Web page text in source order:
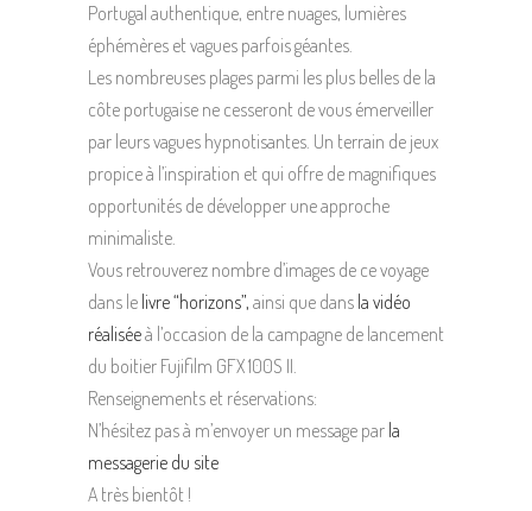
Portugal authentique, entre nuages, lumières
éphémères et vagues parfois géantes.
Les nombreuses plages parmi les plus belles de la
côte portugaise ne cesseront de vous émerveiller
par leurs vagues hypnotisantes. Un terrain de jeux
propice à l’inspiration et qui offre de magnifiques
opportunités de développer une approche
minimaliste.
Vous retrouverez nombre d’images de ce voyage
dans le livre “horizons”, ainsi que dans la vidéo
réaliséeà l’occasion de la campagne de lancement
du boitier Fujifilm GFX 100S II.
Renseignements et réservations:
N’hésitez pas à m’envoyer un message par la
messagerie du site
A très bientôt !